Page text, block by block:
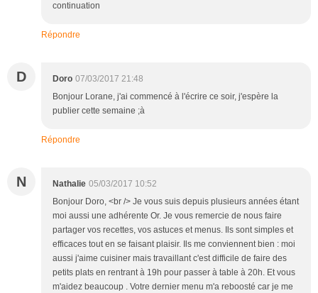
continuation
Répondre
D Doro 07/03/2017 21:48
Bonjour Lorane, j'ai commencé à l'écrire ce soir, j'espère la
publier cette semaine ;à
Répondre
N Nathalie 05/03/2017 10:52
Bonjour Doro, <br /> Je vous suis depuis plusieurs années étant
moi aussi une adhérente Or. Je vous remercie de nous faire
partager vos recettes, vos astuces et menus. Ils sont simples et
efficaces tout en se faisant plaisir. Ils me conviennent bien : moi
aussi j'aime cuisiner mais travaillant c'est difficile de faire des
petits plats en rentrant à 19h pour passer à table à 20h. Et vous
m'aidez beaucoup . Votre dernier menu m'a reboosté car je me